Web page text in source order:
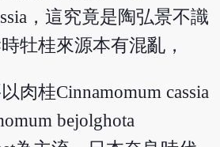
，這究竟是陶弘景不識
牡桂來源本有混亂，
肉桂Cinnamomum cassia
bejolghota